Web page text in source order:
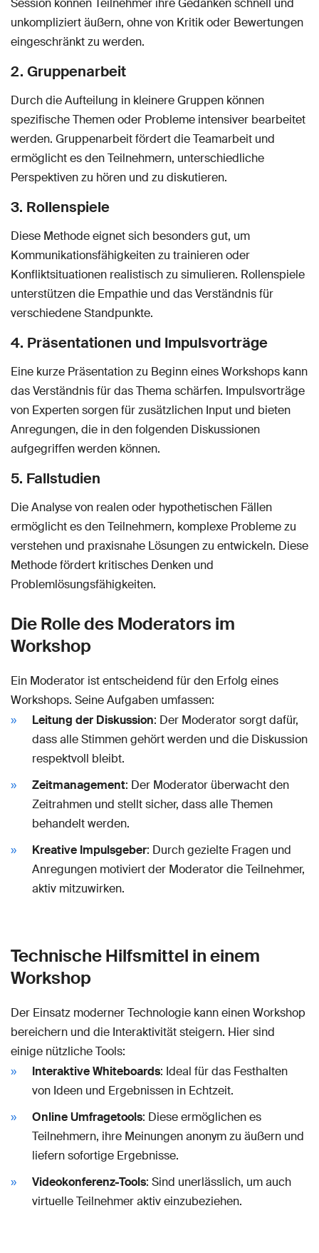
Session können Teilnehmer ihre Gedanken schnell und
unkompliziert äußern, ohne von Kritik oder Bewertungen
eingeschränkt zu werden.
2. Gruppenarbeit
Durch die Aufteilung in kleinere Gruppen können
spezifische Themen oder Probleme intensiver bearbeitet
werden. Gruppenarbeit fördert die Teamarbeit und
ermöglicht es den Teilnehmern, unterschiedliche
Perspektiven zu hören und zu diskutieren.
3. Rollenspiele
Diese Methode eignet sich besonders gut, um
Kommunikationsfähigkeiten zu trainieren oder
Konfliktsituationen realistisch zu simulieren. Rollenspiele
unterstützen die Empathie und das Verständnis für
verschiedene Standpunkte.
4. Präsentationen und Impulsvorträge
Eine kurze Präsentation zu Beginn eines Workshops kann
das Verständnis für das Thema schärfen. Impulsvorträge
von Experten sorgen für zusätzlichen Input und bieten
Anregungen, die in den folgenden Diskussionen
aufgegriffen werden können.
5. Fallstudien
Die Analyse von realen oder hypothetischen Fällen
ermöglicht es den Teilnehmern, komplexe Probleme zu
verstehen und praxisnahe Lösungen zu entwickeln. Diese
Methode fördert kritisches Denken und
Problemlösungsfähigkeiten.
Die Rolle des Moderators im
Workshop
Ein Moderator ist entscheidend für den Erfolg eines
Workshops. Seine Aufgaben umfassen:
Leitung der Diskussion: Der Moderator sorgt dafür,
dass alle Stimmen gehört werden und die Diskussion
respektvoll bleibt.
Zeitmanagement: Der Moderator überwacht den
Zeitrahmen und stellt sicher, dass alle Themen
behandelt werden.
Kreative Impulsgeber: Durch gezielte Fragen und
Anregungen motiviert der Moderator die Teilnehmer,
aktiv mitzuwirken.
Technische Hilfsmittel in einem
Workshop
Der Einsatz moderner Technologie kann einen Workshop
bereichern und die Interaktivität steigern. Hier sind
einige nützliche Tools:
Interaktive Whiteboards: Ideal für das Festhalten
von Ideen und Ergebnissen in Echtzeit.
Online Umfragetools: Diese ermöglichen es
Teilnehmern, ihre Meinungen anonym zu äußern und
liefern sofortige Ergebnisse.
Videokonferenz-Tools: Sind unerlässlich, um auch
virtuelle Teilnehmer aktiv einzubeziehen.